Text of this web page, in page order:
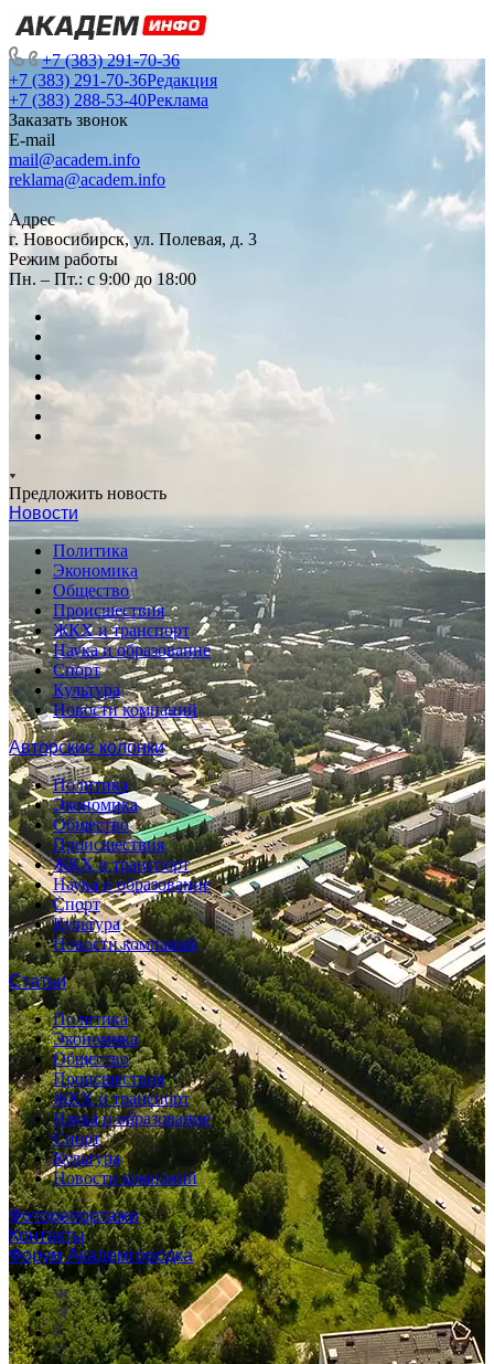
+7 (383) 291-70-36
+7 (383) 291-70-36Редакция
+7 (383) 288-53-40Реклама
Заказать звонок
E-mail
mail@academ.info
reklama@academ.info
Адрес
г. Новосибирск, ул. Полевая, д. 3
Режим работы
Пн. – Пт.: с 9:00 до 18:00
Предложить новость
Новости
Политика
Экономика
Общество
Происшествия
ЖКХ и транспорт
Наука и образование
Спорт
Культура
Новости компаний
Авторские колонки
Политика
Экономика
Общество
Происшествия
ЖКХ и транспорт
Наука и образование
Спорт
Культура
Новости компаний
Статьи
Политика
Экономика
Общество
Происшествия
ЖКХ и транспорт
Наука и образование
Спорт
Культура
Новости компаний
Фоторепортажи
Контакты
Форум Академгородка